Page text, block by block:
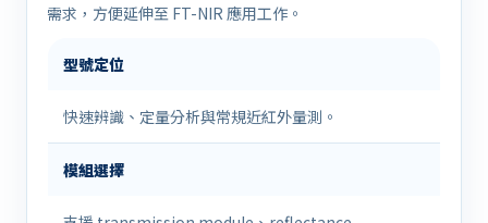
需求，方便延伸至 FT-NIR 應用工作。
型號定位
快速辨識、定量分析與常規近紅外量測。
模組選擇